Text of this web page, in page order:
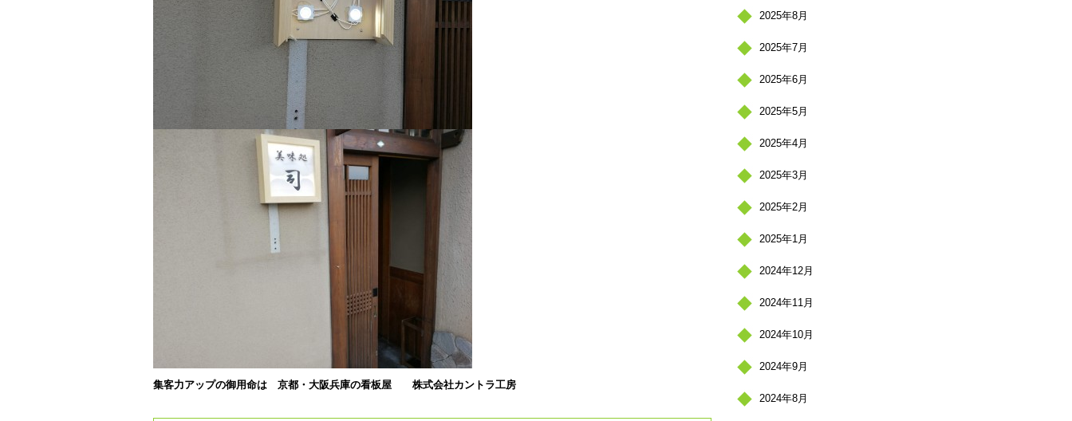
集客力アップの御用命は 京都・大阪兵庫の看板屋 株式会社カントラ工房
2025年8月
2025年7月
2025年6月
2025年5月
2025年4月
2025年3月
2025年2月
2025年1月
2024年12月
2024年11月
2024年10月
2024年9月
2024年8月